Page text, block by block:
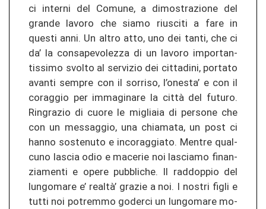
ci in­ter­ni del Co­mu­ne, a di­mos­tra­zio­ne del
gran­de la­vo­ro che siamo rius­ci­ti a fare in
ques­ti anni. Un altro atto, uno dei tanti, che ci
da’ la con­sa­pe­vo­le­z­za di un la­vo­ro im­por­tan­
tis­si­mo svol­to al ser­vi­zio dei cit­ta­di­ni, por­ta­to
avan­ti sem­pre con il sor­ri­so, l’ones­ta’ e con il
co­r­ag­gio per im­ma­gi­na­re la città del fu­tu­ro.
Rin­gra­zio di cuore le migliaia di per­so­ne che
con un mes­sag­gio, una chia­ma­ta, un post ci
hanno sos­te­nu­to e in­co­r­ag­gia­to. Men­tre qual­
cu­no la­s­cia odio e ma­ce­rie noi la­s­cia­mo fi­nan­
zia­men­ti e opere pu­bbli­che. Il ra­ddop­pio del
lun­go­ma­re e’ realtà’ gra­zie a noi. I nos­tri figli e
tutti noi po­trem­mo go­der­ci un lun­go­ma­re mo­